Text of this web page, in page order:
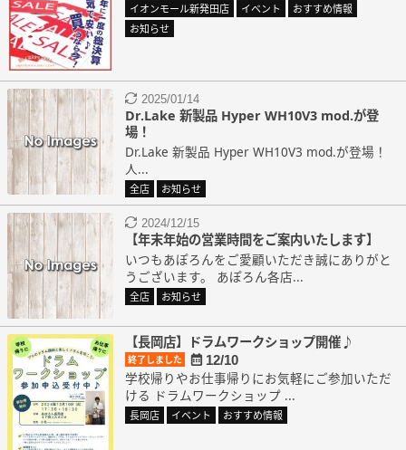
イオンモール新発田店
イベント
おすすめ情報
お知らせ
2025/01/14
Dr.Lake 新製品 Hyper WH10V3 mod.が登
場！
Dr.Lake 新製品 Hyper WH10V3 mod.が登場！
人...
全店 お知らせ
2024/12/15
【年末年始の営業時間をご案内いたします】
いつもあぽろんをご愛顧いただき誠にありがと
うございます。 あぽろん各店...
全店 お知らせ
【長岡店】ドラムワークショップ開催♪
終了しました 12/10
学校帰りやお仕事帰りにお気軽にご参加いただ
ける ドラムワークショップ ...
長岡店 イベント おすすめ情報